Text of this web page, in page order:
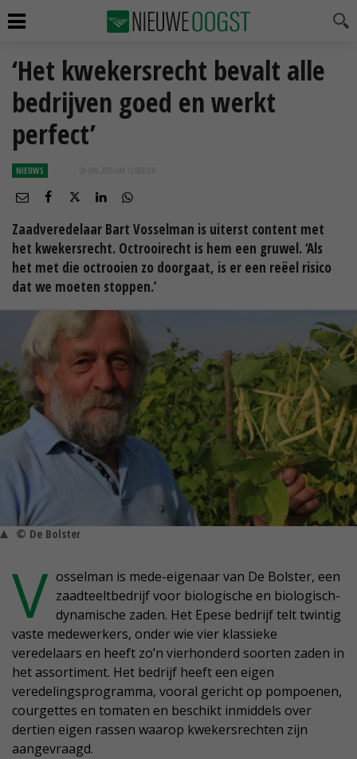
‘Het kwekersrecht bevalt alle
bedrijven goed en werkt
perfect’
NIEUWS 09 JAN 2016 OM 12:00
Zaadveredelaar Bart Vosselman is uiterst content met
het kwekersrecht. Octrooirecht is hem een gruwel. ‘Als
het met die octrooien zo doorgaat, is er een reëel risico
dat we moeten stoppen.’
© De Bolster
V osselman is mede-eigenaar van De Bolster, een
zaadteeltbedrijf voor biologische en biologisch-
dynamische zaden. Het Epese bedrijf telt twintig
vaste medewerkers, onder wie vier klassieke
veredelaars en heeft zo’n vierhonderd soorten zaden in
het assortiment. Het bedrijf heeft een eigen
veredelingsprogramma, vooral gericht op pompoenen,
courgettes en tomaten en beschikt inmiddels over
dertien eigen rassen waarop kwekersrechten zijn
aangevraagd.